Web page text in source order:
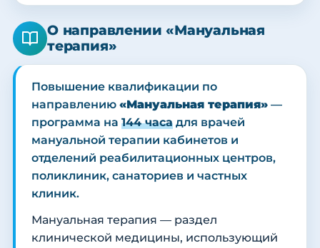
О направлении «Мануальная
терапия»
Повышение квалификации по
направлению «Мануальная терапия» —
программа на 144 часа для врачей
мануальной терапии кабинетов и
отделений реабилитационных центров,
поликлиник, санаториев и частных
клиник.
Мануальная терапия — раздел
клинической медицины, использующий